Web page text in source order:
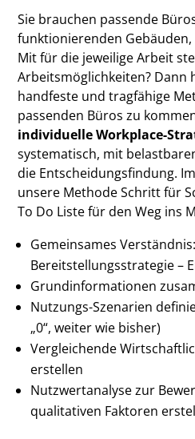
Sie brauchen passende
funktionierenden
Mit für die jeweilige Arbeit
Arbeitsmöglichkeiten? Dann
handfeste und tragfähige
passenden Büros zu
individuelle Workplace-
systematisch, mit
die Entscheidungsfindung.
unsere MethodeSchritt für
To Do Liste für den Weg ins
Gemeinsames
Bereitstellungsstrategie –
Grundinformationen
Nutzungs-Szenarien
„0“, weiter wie bisher)
Vergleichende
erstellen
Nutzwertanalyse zur
qualitativen Faktoren